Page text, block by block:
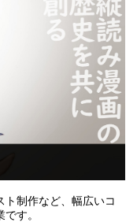
！美術監督のご経験が
ト制作など、幅広いコ
す。